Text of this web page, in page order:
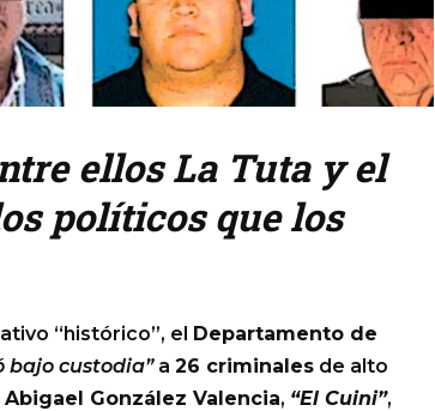
ellos La Tuta y el
políticos que los
“histórico”, el Departamento de
bajo custodia”a 26 criminales de alto
Abigael González Valencia, “El Cuini”,